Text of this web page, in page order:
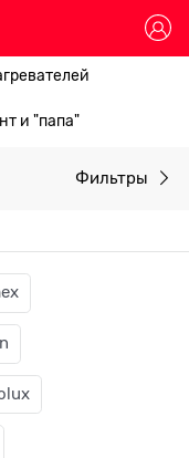
и "папа"
Фильтры